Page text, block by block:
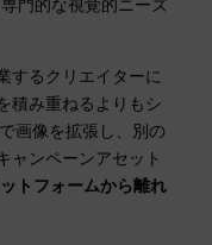
するクリエイターに
積み重ねるよりもシ
画像を拡張し、別の
ャンペーンアセット
トフォームから離れ